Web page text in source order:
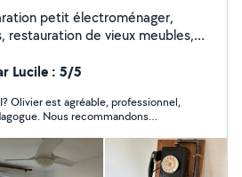
petit électroménager,
restauration de vieux meubles,
serrures, poignée
Lucile : 5/5
Olivier est agréable, professionnel,
Nous recommandons